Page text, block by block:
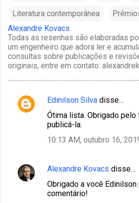
Literatura contemporânea
Alexandre Kovacs
Todas as resenhas são elaboradas
um engenheiro que adora ler e
consultas sobre publicações e
originais, entre em contato:
C
t
Edinilson Silva disse…
Ótima lista. Obrigado pelo
publicá-la.
10:13 AM, outubro 16,
Alexandre Kovacs disse…
Obrigado a você
comentário!